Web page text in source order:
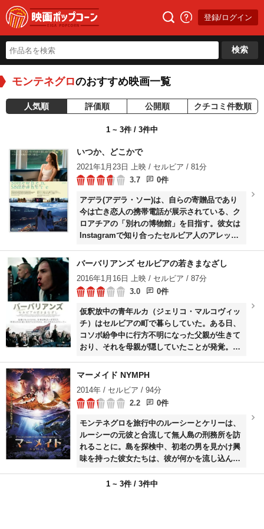
登録/ログイン
検索
モンテネグロのおすすめ映画一覧
人気順 評価順 公開順 クチコミ件数順
1 ~ 3件 / 3件中
いつか、どこかで
2021年1月23日 上映 / セルビア / 81分
3.7
0件
アデラ(アデラ・ソー)は、自らの寄贈品であり
今は亡き恋人の携帯電話が展示されている、ク
ロアチアの「別れの博物館」を目指す。彼女は
Instagramで知り合ったセルビア人のアレック
なかなか現れない。マカオから来たアデラは、
自分が生まれ育った場所とは異なる歴史や文化
を持つ異国で、現地の人々と交流を重ねる。
バーバリアンズ セルビアの若きまなざし
2016年1月16日 上映 / セルビア / 87分
3.0
0件
仮釈放中の青年ルカ（ジェリコ・マルコヴィッ
チ）はセルビアの町で暮らしていた。ある日、
コソボ紛争中に行方不明になった父親が生きて
おり、それを母親が隠していたことが発覚。何
チームのトップ選手を負傷させてしまう。そん
の抗議デモに出掛けたルカは、ふと我に返
り……。
マーメイド NYMPH
2014年 / セルビア / 94分
2.2
0件
モンテネグロを旅行中のルーシーとケリーは、
ルーシーの元彼と合流して無人島の刑務所を訪
れることに。島を探検中、初老の男を見かけ興
味を持った彼女たちは、彼が何かを流し込んで
性が写っており…。
1 ~ 3件 / 3件中